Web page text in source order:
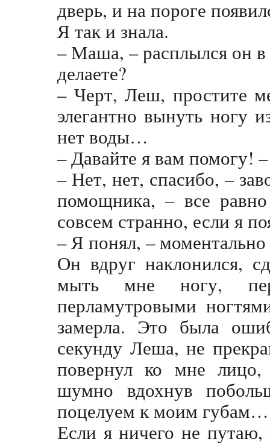
дверь, и на пороге
Я так и знала.
– Маша, – расплылся он в
делаете?
– Черт, Леш, простите
элегантно вынуть ногу
нет воды…
– Давайте я вам помогу!
– Нет, нет, спасибо, –
помощника, – все
совсем странно, если я
– Я понял, –
Он вдруг наклонился,
мыть мне ногу,
перламутровыми
замерла. Это была
секунду Леша, не
повернул ко мне
шумно вдохнув
поцелуем к моим губам…
Если я ничего не